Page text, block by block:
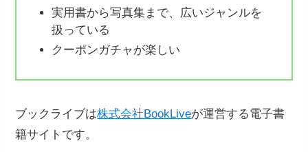
実用書から写真集まで、広いジャンルを
扱っている
クーポンガチャが楽しい
ブックライブは株式会社BookLiveが運営する電子書
籍サイトです。